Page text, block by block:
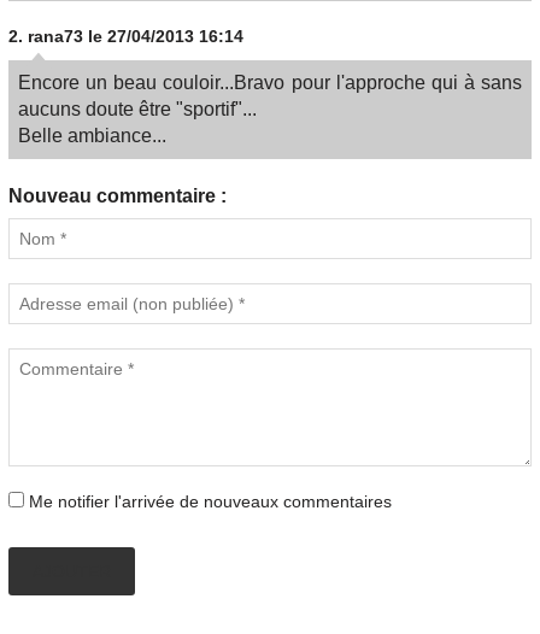
2. rana73 le 27/04/2013 16:14
Encore un beau couloir...Bravo pour l'approche qui à sans
aucuns doute être "sportif"...
Belle ambiance...
Nouveau commentaire :
Me notifier l'arrivée de nouveaux commentaires